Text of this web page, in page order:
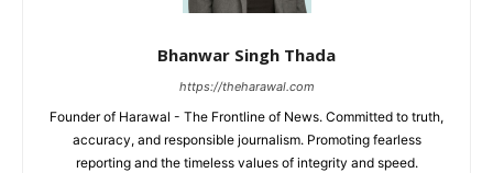
Bhanwar Singh Thada
https://theharawal.com
Founder of Harawal - The Frontline of News. Committed to truth,
accuracy, and responsible journalism. Promoting fearless
reporting and the timeless values of integrity and speed.